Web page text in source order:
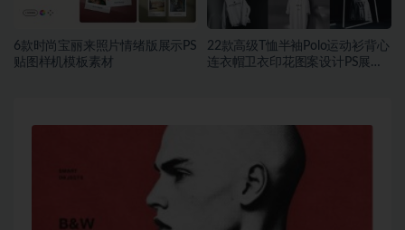
6款时尚宝丽来照片情绪版展示PS
贴图样机模板素材
22款高级T恤半袖Polo运动衫背心
连衣帽卫衣印花图案设计PS展示